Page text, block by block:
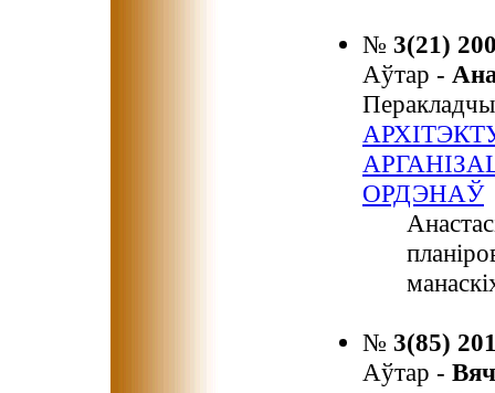
№ 3(21)
Аўтар -
ОРДЭНАЎ
№ 3(85)
Аўтар -